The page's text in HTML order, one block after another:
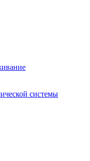
системы